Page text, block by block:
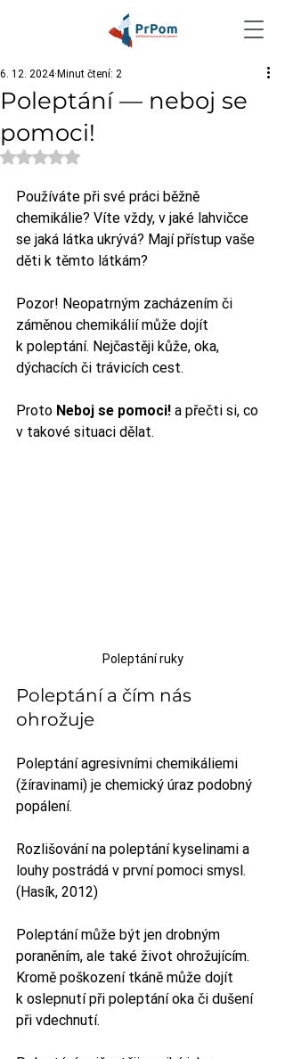
Poleptání — neboj se
pomoci!
6. 12. 2024 Minut čtení: 2
Hodnoceno NaN z 5 hvězdiček.
Používáte při své práci běžně
chemikálie? Víte vždy, v jaké lahvičce
se jaká látka ukrývá? Mají přístup vaše
děti k těmto látkám?
Pozor! Neopatrným zacházením či
záměnou chemikálií může dojít
k poleptání. Nejčastěji kůže, oka,
dýchacích či trávicích cest.
Proto Neboj se pomoci! a přečti si, co
v takové situaci dělat.
Poleptání ruky
Poleptání a čím nás
ohrožuje
Poleptání agresivními chemikáliemi
(žíravinami) je chemický úraz podobný
popálení.
Rozlišování na poleptání kyselinami a
louhy postrádá v první pomoci smysl.
(Hasík, 2012)
Poleptání může být jen drobným
poraněním, ale také život ohrožujícím.
Kromě poškození tkáně může dojít
k oslepnutí při poleptání oka či dušení
při vdechnutí.